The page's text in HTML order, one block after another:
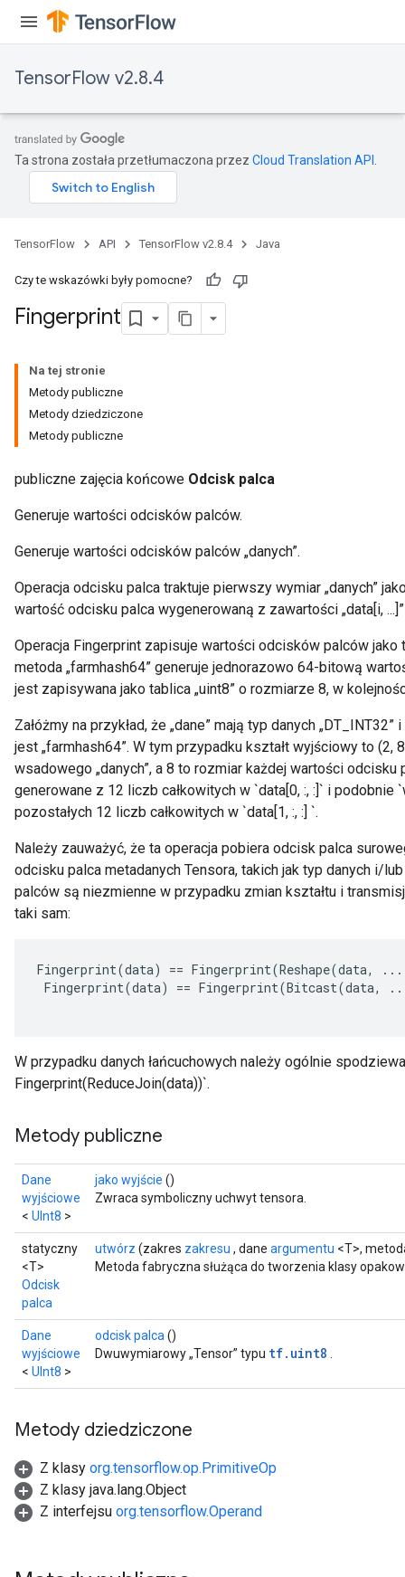
TensorFlow v2.8.4
Ta strona została przetłumaczona przez Cloud Translation API
TensorFlow API TensorFlow v2.8.4 Java
Czy te wskazówki były pomocne?
Fingerprint
Na tej stronie
Metody publiczne
Metody dziedziczone
Metody publiczne
publiczne zajęcia końcowe Odcisk palca
Generuje wartości odcisków palców.
Generuje wartości odcisków palców „danych”.
Operacja odcisku palca traktuje pierwszy wymiar „danych”
wartość odcisku palca wygenerowaną z zawartości „data[i,
Operacja Fingerprint zapisuje wartości odcisków palców jako
metoda „farmhash64” generuje jednorazowo 64-bitową
jest zapisywana jako tablica „uint8” o rozmiarze 8, w
Załóżmy na przykład, że „dane” mają typ danych
jest „farmhash64”. W tym przypadku kształt wyjściowy to (2,
wsadowego „danych”, a 8 to rozmiar każdej wartości odcisku
generowane z 12 liczb całkowitych w `data[0, :, :]` i podobnie
pozostałych 12 liczb całkowitych w `data[1, :, :] `.
Należy zauważyć, że ta operacja pobiera odcisk palca
odcisku palca metadanych Tensora, takich jak typ danych i/
palców są niezmienne w przypadku zmian kształtu i
taki sam:
Fingerprint(data) == Fingerprint(Reshape(data,
Fingerprint(data) == Fingerprint(Bitcast(data,
W przypadku danych łańcuchowych należy ogólnie
Fingerprint(ReduceJoin(data))`.
Metody publiczne
Dane
wyjściowe
< UInt8 >
jako wyjście ()
Zwraca symboliczny uchwyt tensora.
statyczny
<T>
Odcisk
palca
utwórz (zakres zakresu , dane argumentu <T>,
Metoda fabryczna służąca do tworzenia klasy
Dane
wyjściowe
< UInt8 >
odcisk palca ()
Dwuwymiarowy „Tensor” typu tf.uint8
Metody dziedziczone
Z klasy org.tensorflow.op.PrimitiveOp
Z klasy java.lang.Object
Z interfejsu org.tensorflow.Operand